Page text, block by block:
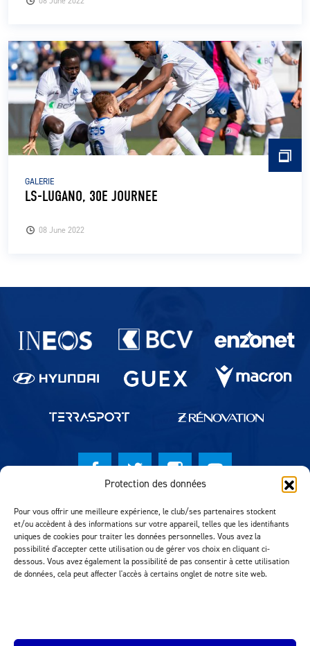
Protection des données
Pour vous offrir une meilleure expérience, le club/ses partenaires stockent
et/ou accèdent à des informations sur votre appareil, telles que les identifiants
uniques de cookies pour traiter les données personnelles. Vous avez la
possibilité d'accepter cette utilisation ou de gérer vos choix en cliquant ci-
dessous. Vous avez également la possibilité de pas consentir à cette utilisation
de données, cela peut affecter l'accès à certains onglet de notre site web.
08 June 2022
GALERIE
LS-LUGANO, 30E JOURNEE
Partenaires du lausanne-Sport
© Lausanne Sport Football Club 2026
Réalisation MTM Agency